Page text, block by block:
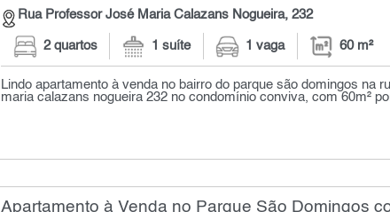
Rua Professor José Maria Calazans Nogueira, 232
2 quartos 1 suíte 1 vaga 60 m²
Lindo apartamento à venda no bairro do parque são domingos na
maria calazans nogueira 232 no condomínio conviva, com 60m²
Apartamento à Venda no Parque São Domingos